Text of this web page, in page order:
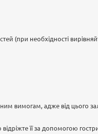
(при необхідності
вимогам, адже від цього
її за допомогою